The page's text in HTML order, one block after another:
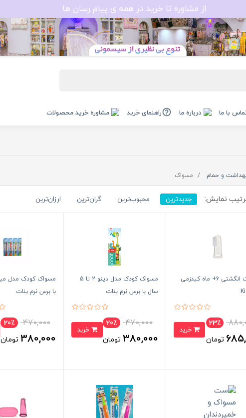
از مشاوره تا خرید در همه ی پیام رسان ها
با ما درباره ما راهنمای خرید مشاوره خرید محصولات
و حمام مسواک
نمایش: جدیدترین محبوب‌ترین گران‌ترین ارزان‌ترین
مسواک انگشتی 6+ ماه کیدزمی
23٪
تومان
خرید
مسواک کودک مدل دینو 2 تا 5
سال با برس نرم بنات
470,000 20٪
380,000 تومان
خرید
با برس نرم بنات
470,000 20٪
380,000 تومان